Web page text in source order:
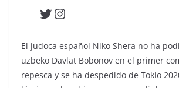
Twitter
Instagram
El judoca español Niko Shera no ha
uzbeko Davlat Bobonov en el primer
repesca y se ha despedido de Tokio